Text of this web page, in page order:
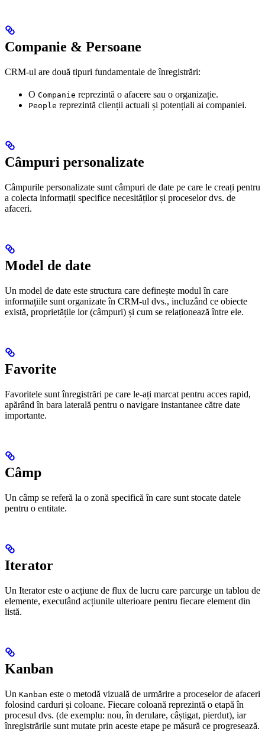
Companie & Persoane
CRM-ul are două tipuri fundamentale de înregistrări:
O Companie reprezintă o afacere sau o organizație.
People reprezintă clienții actuali și potențiali ai companiei.
Câmpuri personalizate
Câmpurile personalizate sunt câmpuri de date pe care le creați pentru
a colecta informații specifice necesităților și proceselor dvs. de
afaceri.
Model de date
Un model de date este structura care definește modul în care
informațiile sunt organizate în CRM-ul dvs., incluzând ce obiecte
există, proprietățile lor (câmpuri) și cum se relaționează între ele.
Favorite
Favoritele sunt înregistrări pe care le-ați marcat pentru acces rapid,
apărând în bara laterală pentru o navigare instantanee către date
importante.
Câmp
Un câmp se referă la o zonă specifică în care sunt stocate datele
pentru o entitate.
Iterator
Un Iterator este o acțiune de flux de lucru care parcurge un tablou de
elemente, executând acțiunile ulterioare pentru fiecare element din
listă.
Kanban
Un Kanban este o metodă vizuală de urmărire a proceselor de afaceri
folosind carduri și coloane. Fiecare coloană reprezintă o etapă în
procesul dvs. (de exemplu: nou, în derulare, câștigat, pierdut), iar
înregistrările sunt mutate prin aceste etape pe măsură ce progresează.